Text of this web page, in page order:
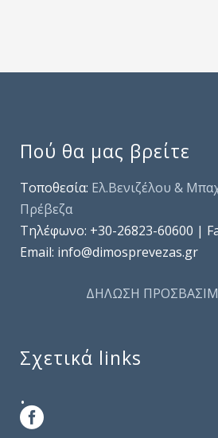
Πού θα μας βρείτε
Τοποθεσία: Ελ.Βενιζέλου &
Πρέβεζα
Τηλέφωνo: +30-26823-60600 |
Email: info@dimosprevezas.gr
ΔΗΛΩΣΗ
Σχετικά links
.